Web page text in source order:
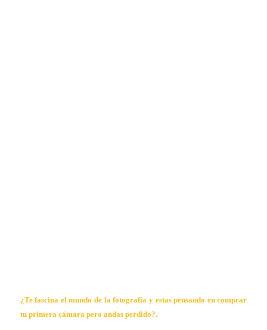
¿Te fascina el mundo de la fotografía y estas pensando en comprar
tu primera cámara pero andas perdido?.